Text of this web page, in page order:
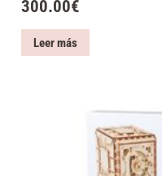
300.00€
Leer más